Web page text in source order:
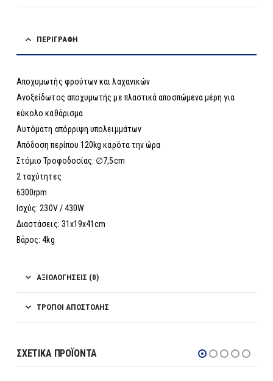
ΠΕΡΙΓΡΑΦΉ
Αποχυμωτής φρούτων και λαχανικών
Ανοξείδωτος αποχυμωτής με πλαστικά αποσπώμενα μέρη για
εύκολο καθάρισμα
Αυτόματη απόρριψη υπολειμμάτων
Απόδοση περίπου 120kg καρότα την ώρα
Στόμιο Τροφοδοσίας: ∅7,5cm
2 ταχύτητες
6300rpm
Ισχύς: 230V / 430W
Διαστάσεις: 31x19x41cm
Βάρος: 4kg
ΑΞΙΟΛΟΓΉΣΕΙΣ (0)
ΤΡΌΠΟΙ ΑΠΟΣΤΟΛΉΣ
ΣΧΕΤΙΚΆ ΠΡΟΪΌΝΤΑ